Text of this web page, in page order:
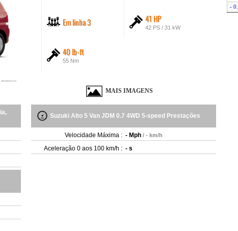
Em linha 3 41 HP
42 PS / 31 kW
40 lb-ft
55 Nm
MAIS IMAGENS
Suzuki Alto 5 Van JDM 0.7 4WD 5-speed Prestações
Velocidade Máxima : - Mph / - km/h
Aceleração 0 aos 100 km/h : - s
-